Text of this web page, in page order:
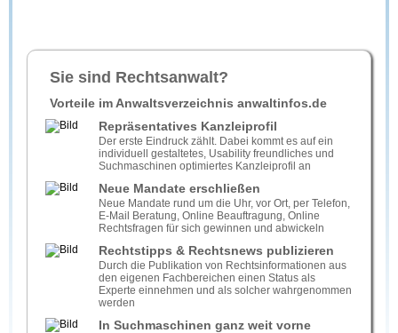
Sie sind Rechtsanwalt?
Vorteile im Anwaltsverzeichnis anwaltinfos.de
Repräsentatives Kanzleiprofil
Der erste Eindruck zählt. Dabei kommt es auf ein
individuell gestaltetes, Usability freundliches und
Suchmaschinen optimiertes Kanzleiprofil an
Neue Mandate erschließen
Neue Mandate rund um die Uhr, vor Ort, per Telefon,
E-Mail Beratung, Online Beauftragung, Online
Rechtsfragen für sich gewinnen und abwickeln
Rechtstipps & Rechtsnews publizieren
Durch die Publikation von Rechtsinformationen aus
den eigenen Fachbereichen einen Status als
Experte einnehmen und als solcher wahrgenommen
werden
In Suchmaschinen ganz weit vorne